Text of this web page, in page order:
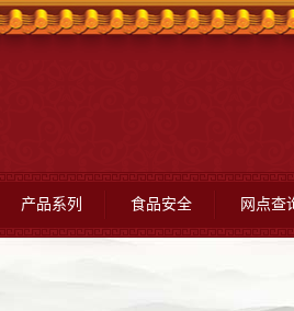
产品系列 食品安全 网点查